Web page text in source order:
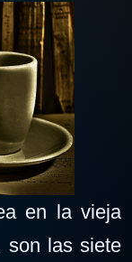
en la vieja
son las siete